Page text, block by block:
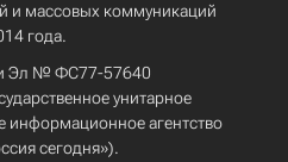
и массовых коммуникаций
года.
Эл № ФС77-57640
унитарное
информационное агентство
сегодня»).